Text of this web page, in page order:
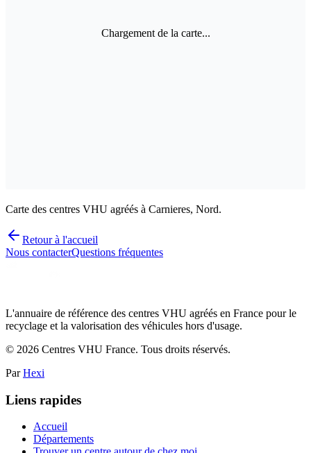
Chargement de la carte...
Carte des centres VHU agréés à Carnieres, Nord.
Retour à l'accueil
Nous contacterQuestions fréquentes
L'annuaire de référence des centres VHU agréés en France pour le
recyclage et la valorisation des véhicules hors d'usage.
© 2026 Centres VHU France. Tous droits réservés.
Par Hexi
Liens rapides
Accueil
Départements